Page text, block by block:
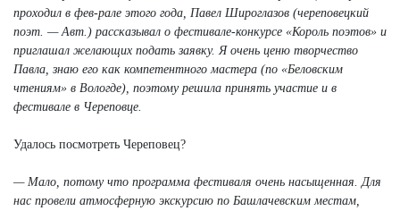
проходил в фев-рале этого года, Павел Широглазов (череповецкий
поэт. — Авт.) рассказывал о фестивале-конкурсе «Король поэтов» и
приглашал желающих подать заявку. Я очень ценю творчество
Павла, знаю его как компетентного мастера (по «Беловским
чтениям» в Вологде), поэтому решила принять участие и в
фестивале в Череповце.
Удалось посмотреть Череповец?
— Мало, потому что программа фестиваля очень насыщенная. Для
нас провели атмосферную экскурсию по Башлачевским местам,